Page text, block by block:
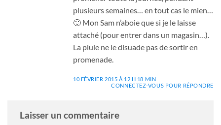
plusieurs semaines… en tout cas le mien…
🙂 Mon Sam n’aboie que si je le laisse
attaché (pour entrer dans un magasin…).
La pluie ne le disuade pas de sortir en
promenade.
10 FÉVRIER 2015 À 12 H 18 MIN
CONNECTEZ-VOUS POUR RÉPONDRE
Laisser un commentaire